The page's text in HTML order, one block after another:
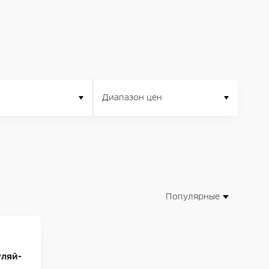
Диапазон цен
Популярные